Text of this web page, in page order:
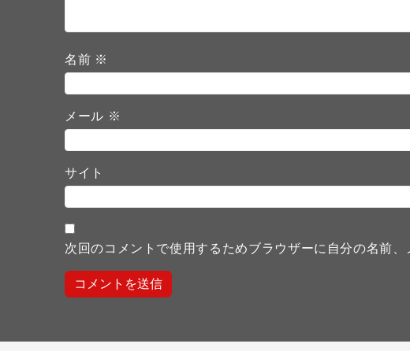
名前 ※
メール ※
サイト
次回のコメントで使用するためブラウザーに自分の名前、